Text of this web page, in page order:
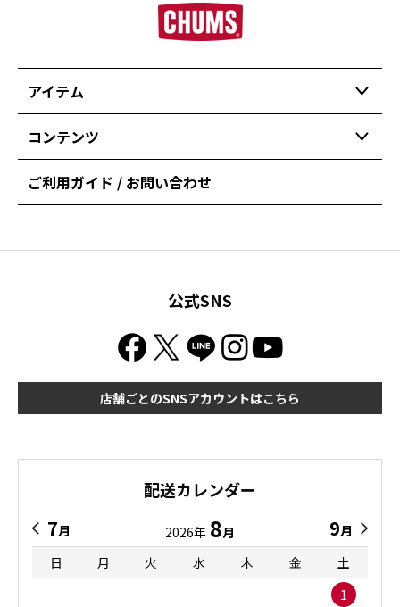
アイテム
コンテンツ
ご利用ガイド / お問い合わせ
公式SNS
店舗ごとのSNSアカウントはこちら
配送カレンダー
7月 2026年 8月 9月
日
月 火 水 木 金
土
1